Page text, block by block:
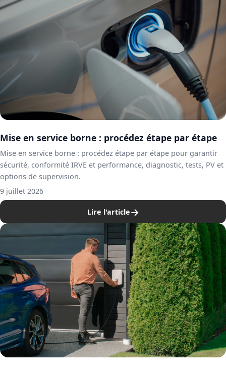
Mise en service borne : procédez étape par étape
Mise en service borne : procédez étape par étape pour garantir
sécurité, conformité IRVE et performance, diagnostic, tests, PV et
options de supervision.
9 juillet 2026
Lire l'article→